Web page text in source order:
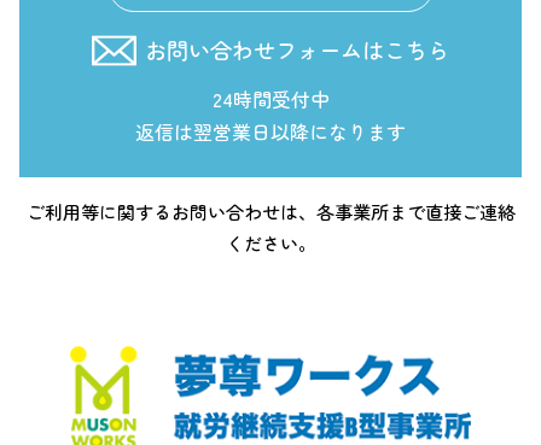
お問い合わせフォームはこちら
24時間受付中
返信は翌営業日以降になります
ご利用等に関するお問い合わせは、各事業所まで直接ご連絡
ください。